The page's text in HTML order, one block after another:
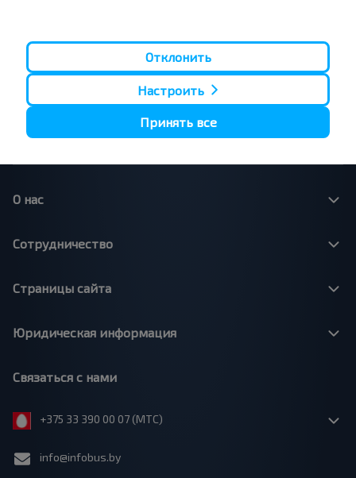
Полоцк - Рига
Минск - Вильнюс
Минск - Варшава
Минск - Москва
Москва - Барановичи
Брест - Люблин
Брест - Варшава
О нас
Сотрудничество
Страницы сайта
Юридическая информация
Связаться с нами
+375 33 390 00 07 (МТС)
info@infobus.by
Отклонить
Настроить
Принять все